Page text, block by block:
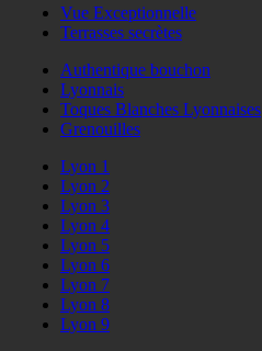
Vue Exceptionnelle
Terrasses secrètes
Authentique bouchon
Lyonnais
Toques Blanches Lyonnaises
Grenouilles
Lyon 1
Lyon 2
Lyon 3
Lyon 4
Lyon 5
Lyon 6
Lyon 7
Lyon 8
Lyon 9